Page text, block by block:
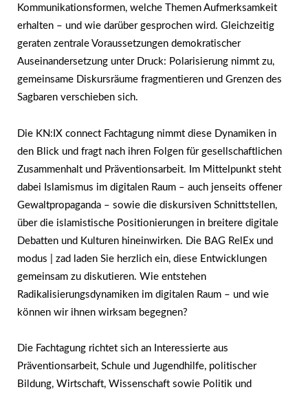
Kommunikationsformen, welche Themen Aufmerksamkeit
erhalten – und wie darüber gesprochen wird. Gleichzeitig
geraten zentrale Voraussetzungen demokratischer
Auseinandersetzung unter Druck: Polarisierung nimmt zu,
gemeinsame Diskursräume fragmentieren und Grenzen des
Sagbaren verschieben sich.
Die KN:IX connect Fachtagung nimmt diese Dynamiken in
den Blick und fragt nach ihren Folgen für gesellschaftlichen
Zusammenhalt und Präventionsarbeit. Im Mittelpunkt steht
dabei Islamismus im digitalen Raum – auch jenseits offener
Gewaltpropaganda – sowie die diskursiven Schnittstellen,
über die islamistische Positionierungen in breitere digitale
Debatten und Kulturen hineinwirken. Die BAG RelEx und
modus | zad laden Sie herzlich ein, diese Entwicklungen
gemeinsam zu diskutieren. Wie entstehen
Radikalisierungsdynamiken im digitalen Raum – und wie
können wir ihnen wirksam begegnen?
Die Fachtagung richtet sich an Interessierte aus
Präventionsarbeit, Schule und Jugendhilfe, politischer
Bildung, Wirtschaft, Wissenschaft sowie Politik und